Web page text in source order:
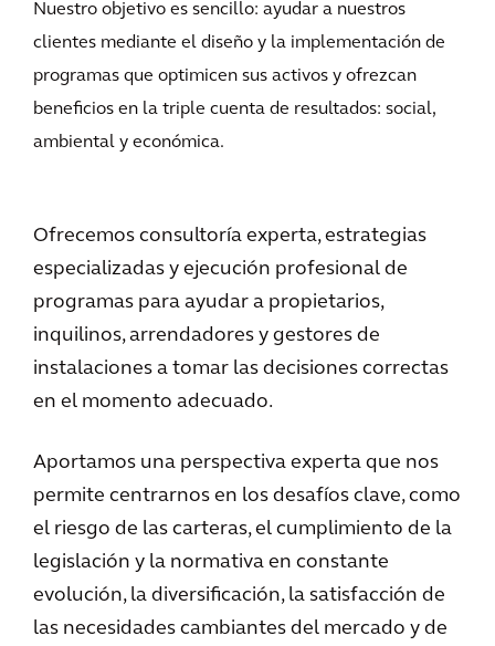
Nuestro objetivo es sencillo: ayudar a nuestros
clientes mediante el diseño y la implementación de
programas que optimicen sus activos y ofrezcan
beneficios en la triple cuenta de resultados: social,
ambiental y económica.
Ofrecemos consultoría experta, estrategias
especializadas y ejecución profesional de
programas para ayudar a propietarios,
inquilinos, arrendadores y gestores de
instalaciones a tomar las decisiones correctas
en el momento adecuado.
Aportamos una perspectiva experta que nos
permite centrarnos en los desafíos clave, como
el riesgo de las carteras, el cumplimiento de la
legislación y la normativa en constante
evolución, la diversificación, la satisfacción de
las necesidades cambiantes del mercado y de